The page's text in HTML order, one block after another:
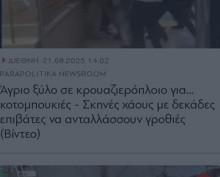
ΔΙΕΘΝΗ
21.08.2025 14:02
PARAPOLITIKA NEWSROOM
Άγριο ξύλο σε κρουαζιερόπλοιο για…
κοτομπουκιές - Σκηνές χάους με δεκάδες
επιβάτες να ανταλλάσσουν γροθιές
(Βίντεο)